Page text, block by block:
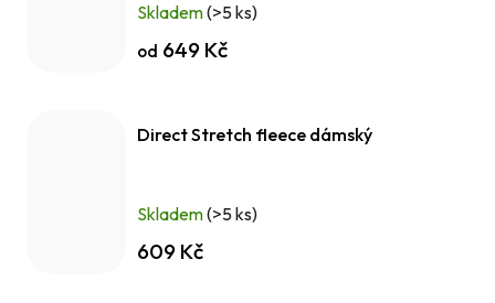
Skladem(>5 ks)
od 649 Kč
Direct Stretch fleece dámský
Skladem(>5 ks)
609 Kč